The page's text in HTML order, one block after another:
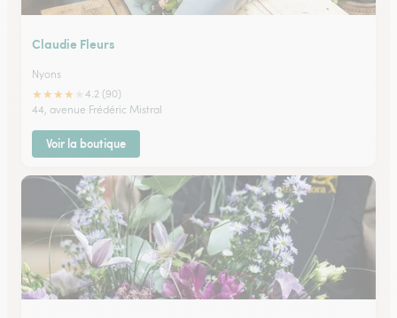
Claudie Fleurs
Nyons
★★★★
4.2 (90)
44, avenue Frédéric Mistral
Voir la boutique